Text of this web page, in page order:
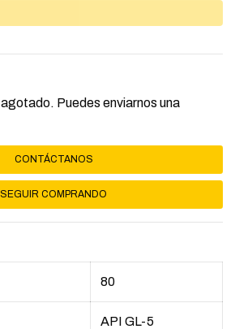
Puedes enviarnos una
CONTÁCTANOS
SEGUIR COMPRANDO
80
API GL-5